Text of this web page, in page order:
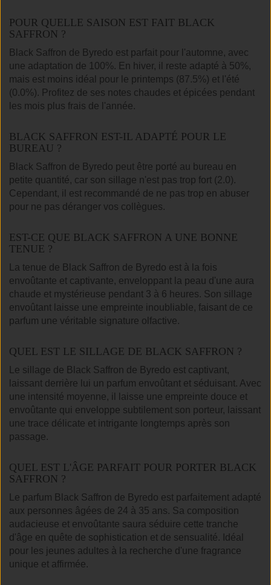
POUR QUELLE SAISON EST FAIT BLACK
SAFFRON ?
Black Saffron de Byredo est parfait pour l'automne, avec
une adaptation de 100%. En hiver, il reste adapté à 50%,
mais est moins idéal pour le printemps (87.5%) et l'été
(0.0%). Profitez de ses notes chaudes et épicées pendant
les mois plus frais de l'année.
BLACK SAFFRON EST-IL ADAPTÉ POUR LE
BUREAU ?
Black Saffron de Byredo peut être porté au bureau en
petite quantité, car son sillage n'est pas trop fort (2.0).
Cependant, il est recommandé de ne pas trop en abuser
pour ne pas déranger vos collègues.
EST-CE QUE BLACK SAFFRON A UNE BONNE
TENUE ?
La tenue de Black Saffron de Byredo est à la fois
envoûtante et captivante, enveloppant la peau d'une aura
chaude et mystérieuse pendant 3 à 6 heures. Son sillage
envoûtant laisse une empreinte inoubliable, faisant de ce
parfum une véritable signature olfactive.
QUEL EST LE SILLAGE DE BLACK SAFFRON ?
Le sillage de Black Saffron de Byredo est captivant,
laissant derrière lui un parfum envoûtant et séduisant. Avec
une intensité moyenne, il laisse une empreinte douce et
envoûtante qui enveloppe subtilement son porteur, laissant
une trace délicate et intrigante longtemps après son
passage.
QUEL EST L'ÂGE PARFAIT POUR PORTER BLACK
SAFFRON ?
Le parfum Black Saffron de Byredo est parfaitement adapté
aux personnes âgées de 24 à 35 ans. Sa composition
audacieuse et envoûtante saura séduire cette tranche
d'âge en quête de sophistication et de sensualité. Idéal
pour les jeunes adultes à la recherche d'une fragrance
unique et affirmée.